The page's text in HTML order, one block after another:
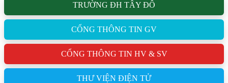
TRƯỜNG ĐH TÂY ĐÔ
CỔNG THÔNG TIN GV
CỔNG THÔNG TIN HV & SV
THƯ VIỆN ĐIỆN TỬ